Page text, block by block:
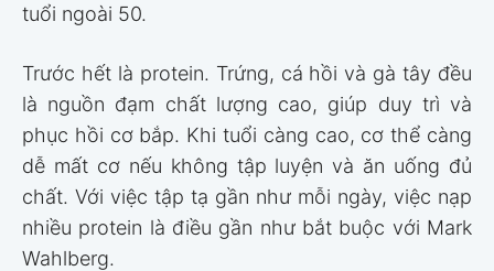
tuổi ngoài 50.
Trước hết là protein. Trứng, cá hồi và gà tây đều
là nguồn đạm chất lượng cao, giúp duy trì và
phục hồi cơ bắp. Khi tuổi càng cao, cơ thể càng
dễ mất cơ nếu không tập luyện và ăn uống đủ
chất. Với việc tập tạ gần như mỗi ngày, việc nạp
nhiều protein là điều gần như bắt buộc với Mark
Wahlberg.